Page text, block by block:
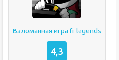
Взломанная игра fr legends
4,3